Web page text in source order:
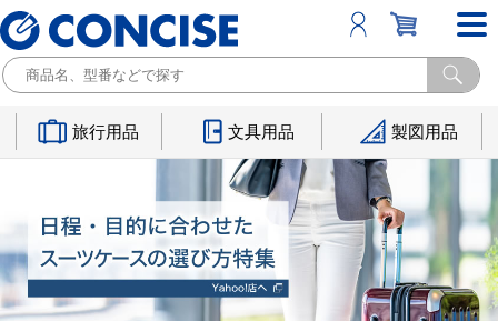
旅行用品 文具用品 製図用品